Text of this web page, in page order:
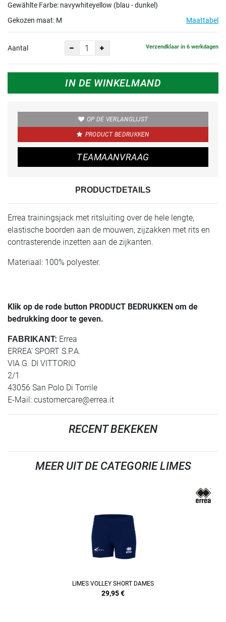
Gewählte Farbe: navywhiteyellow (blau - dunkel)
Gekozen maat: M Maattabel
Aantal Verzendklaar in 6 werkdagen
IN DE WINKELMAND
OP DE VERLANGLIJST
PRODUCT BEDRUKKEN
TEAMAANVRAAG
PRODUCTDETAILS
Errea trainingsjack met ritsluiting over de hele lengte,
elastische boorden aan de mouwen, zijzakken met rits en
contrasterende inzetten aan de zijkanten.
Materiaal: 100% polyester.
Klik op de rode button PRODUCT BEDRUKKEN om de
bedrukking door te geven.
FABRIKANT: Errea
ERREA' SPORT S.P.A.
VIA G. DI VITTORIO
2/1
43056 San Polo Di Torrile
E-Mail: customercare@errea.it
RECENT BEKEKEN
MEER UIT DE CATEGORIE LIMES
LIMES VOLLEY SHORT DAMES
29,95€